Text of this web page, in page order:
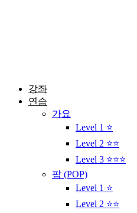
강좌
연습
가요
Level 1 ⭐
Level 2 ⭐⭐
Level 3 ⭐⭐⭐
팝 (POP)
Level 1 ⭐
Level 2 ⭐⭐